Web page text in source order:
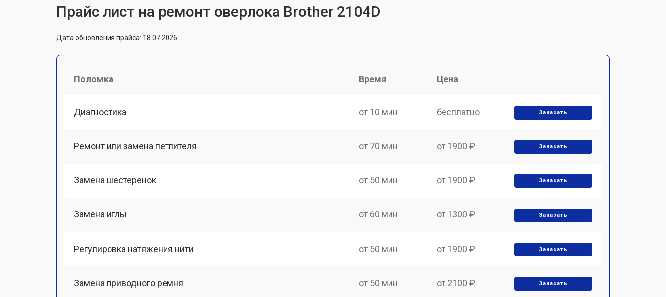
Прайс лист на ремонт оверлока Brother 2104D
Дата обновления прайса: 18.07.2026
Поломка Время Цена
Диагностика от 10 мин бесплатно Заказать
Ремонт или замена петлителя от 70 мин от 1900 ₽ Заказать
Замена шестеренок от 50 мин от 1900 ₽ Заказать
Замена иглы от 60 мин от 1300 ₽ Заказать
Регулировка натяжения нити от 50 мин от 1900 ₽ Заказать
Замена приводного ремня от 50 мин от 2100 ₽ Заказать